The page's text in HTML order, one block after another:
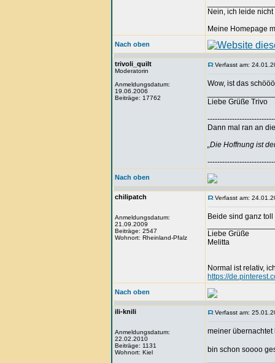
Nein, ich leide
Meine Homepage
Nach oben
trivoli_quilt
Moderatorin
Anmeldungsdatum:
19.06.2006
Beiträge: 17762
Verfasst am:
Wow, ist das
Liebe Grüße Trivo
Dann mal ran an
„Die Hoffnung ist
Nach oben
chilipatch
Anmeldungsdatum:
21.09.2009
Beiträge: 2547
Wohnort: Rheinland-Pfalz
Verfasst am:
Beide sind ganz
Liebe Grüße
Melitta
Normal ist relativ,
https://
Nach oben
ili-knili
Anmeldungsdatum:
22.02.2010
Beiträge: 1131
Wohnort: Kiel
Verfasst am:
meiner
bin schon soooo